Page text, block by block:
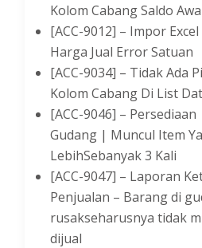
Kolom Cabang Saldo
[ACC-9012] – Impor
Harga Jual Error Satuan
[ACC-9034] – Tidak Ada
Kolom Cabang Di List
[ACC-9046] –
Gudang | Muncul Item
LebihSebanyak 3 Kali
[ACC-9047] – Laporan
Penjualan – Barang di
rusakseharusnya tidak
dijual